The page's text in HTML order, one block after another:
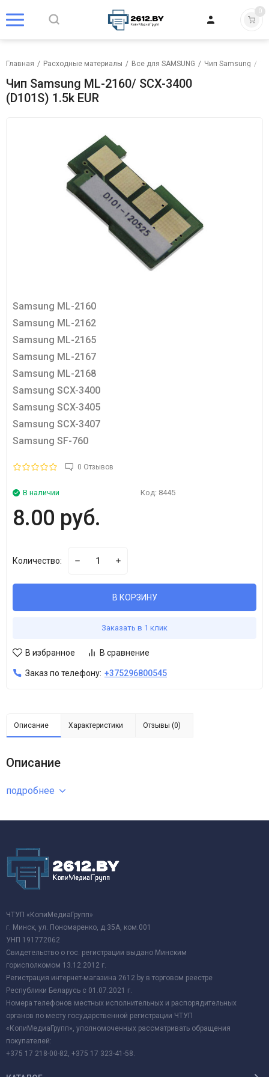
0
Главная / Расходные материалы / Все для SAMSUNG / Чип Samsung /
Чип Samsung ML-2160/ SCX-3400
(D101S) 1.5k EUR
Samsung ML-2160
Samsung ML-2162
Samsung ML-2165
Samsung ML-2167
Samsung ML-2168
Samsung SCX-3400
Samsung SCX-3405
Samsung SCX-3407
Samsung SF-760
0 Отзывов
В наличии Код: 8445
8.00 руб.
Количество:
В КОРЗИНУ
Заказать в 1 клик
В избранное В сравнение
Заказ по телефону: +375296800545
Описание Характеристики Отзывы (0)
Описание
подробнее
ЧТУП «КопиМедиаГрупп»
г. Минск, ул. Пономаренко, д.35А, ком.001
УНП 191772062
Свидетельство о гос. регистрации выдано Минским
горисполкомом 13.12.2012 г.
Регистрация интернет-магазина 2612.by в торговом реестре
Республики Беларусь с 01.07.2021 г.
Номера телефонов местных исполнительных и распорядительных
органов по месту государственной регистрации ЧТУП
«КопиМедиаГрупп», уполномоченных рассматривать обращения
покупателей:
+375 17 218-00-82, +375 17 323-41-58.